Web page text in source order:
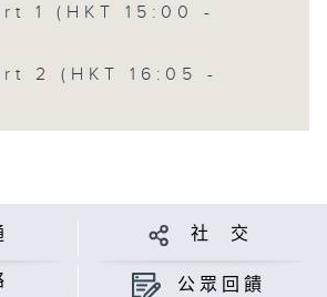
1 (HKT 15:00 -
2 (HKT 16:05 -
社 交
公眾回饋